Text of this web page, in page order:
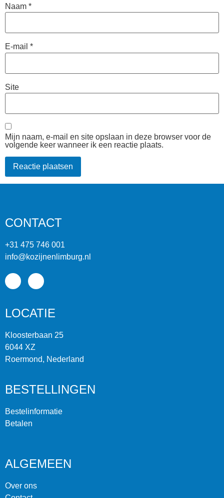
Naam *
E-mail *
Site
Mijn naam, e-mail en site opslaan in deze browser voor de
volgende keer wanneer ik een reactie plaats.
CONTACT
+31 475 746 001
info@kozijnenlimburg.nl
LOCATIE
Kloosterbaan 25
6044 XZ
Roermond, Nederland
BESTELLINGEN
Bestelinformatie
Betalen
ALGEMEEN
Over ons